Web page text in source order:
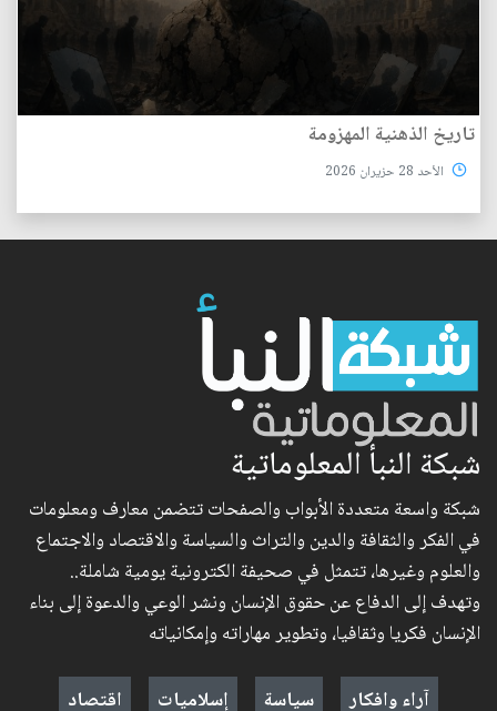
تاريخ الذهنية المهزومة
الأحد 28 حزيران 2026
شبكة النبأ المعلوماتية
شبكة واسعة متعددة الأبواب والصفحات تتضمن معارف ومعلومات
في الفكر والثقافة والدين والتراث والسياسة والاقتصاد والاجتماع
والعلوم وغيرها، تتمثل في صحيفة الكترونية يومية شاملة..
وتهدف إلى الدفاع عن حقوق الإنسان ونشر الوعي والدعوة إلى بناء
الإنسان فكريا وثقافيا، وتطوير مهاراته وإمكانياته
آراء وافكار
سياسة إسلاميات اقتصاد